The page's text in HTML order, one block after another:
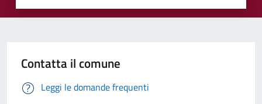
Contatta il comune
Leggi le domande frequenti